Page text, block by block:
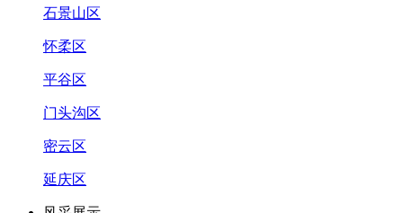
石景山区
怀柔区
平谷区
门头沟区
密云区
延庆区